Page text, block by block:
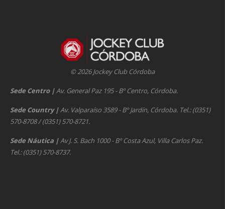
© 2026 Jockey Club Córdoba
Sede Centro |Av. General Paz 195 - Bº Centro, Córdoba.
Sede Country |Av. Valparaíso 3589 - Bº Jardín, Córdoba. Tel.: (0351)
570-8708 / (0351) 570-8721.
Sede Náutica |Av J. S. Bach 1000 - Bº Costa Azul, Villa Carlos Paz.
Tel.: (0351) 570-8737.